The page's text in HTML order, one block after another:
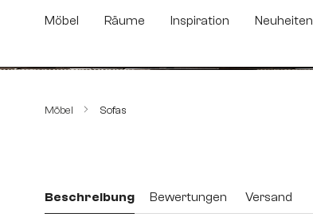
Hauptinhalt springen
Zur Suche springen
Zur Hauptnavigation springen
Möbel Räume Inspiration Neuheiten
Möbel Sofas
Beschreibung Bewertungen Versand